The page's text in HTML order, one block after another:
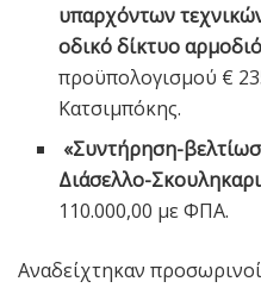
υπαρχόντων
οδικό δίκτυο
προϋπολογισμού €
Κατσιμπόκης.
«Συντήρηση-
Διάσελλο-
110.000,00 με ΦΠΑ.
Αναδείχτηκαν